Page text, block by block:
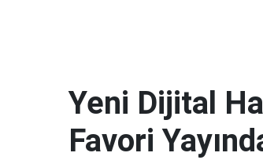
Yeni Dijital
Favori